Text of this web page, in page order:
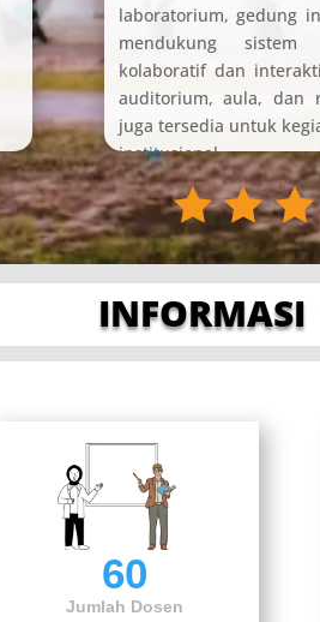
laboratorium, gedung
mendukung sistem
kolaboratif dan
auditorium, aula, dan
juga tersedia untuk
institusional.
INFORMASI
60
Jumlah Dosen